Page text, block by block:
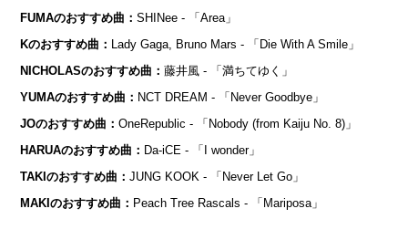
FUMAのおすすめ曲：SHINee - 「Area」
Kのおすすめ曲： Lady Gaga, Bruno Mars - 「Die With A Smile」
NICHOLASのおすすめ曲：藤井風 - 「満ちてゆく」
YUMAのおすすめ曲： NCT DREAM - 「Never Goodbye」
JOのおすすめ曲：OneRepublic - 「Nobody (from Kaiju No. 8)」
HARUAのおすすめ曲： Da-iCE - 「I wonder」
TAKIのおすすめ曲：JUNG KOOK - 「Never Let Go」
MAKIのおすすめ曲： Peach Tree Rascals - 「Mariposa」